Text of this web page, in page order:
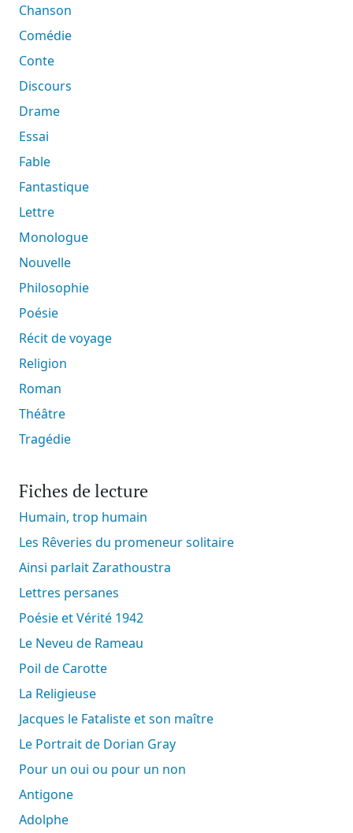
Chanson
Comédie
Conte
Discours
Drame
Essai
Fable
Fantastique
Lettre
Monologue
Nouvelle
Philosophie
Poésie
Récit de voyage
Religion
Roman
Théâtre
Tragédie
Fiches de lecture
Humain, trop humain
Les Rêveries du promeneur solitaire
Ainsi parlait Zarathoustra
Lettres persanes
Poésie et Vérité 1942
Le Neveu de Rameau
Poil de Carotte
La Religieuse
Jacques le Fataliste et son maître
Le Portrait de Dorian Gray
Pour un oui ou pour un non
Antigone
Adolphe